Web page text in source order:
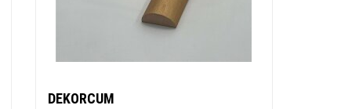
DEKORCUM